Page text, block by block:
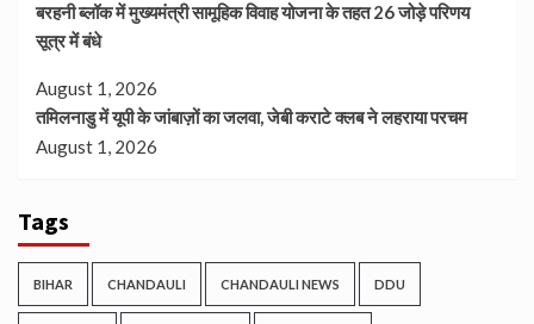
बरहनी ब्लॉक में मुख्यमंत्री सामूहिक विवाह योजना के तहत 26 जोड़े परिणय
सूत्र में बंधे
August 1, 2026
तमिलनाडु में यूपी के जांबाज़ों का जलवा, जेबी कराटे क्लब ने लहराया परचम
August 1, 2026
Tags
BIHAR CHANDAULI CHANDAULI NEWS DDU